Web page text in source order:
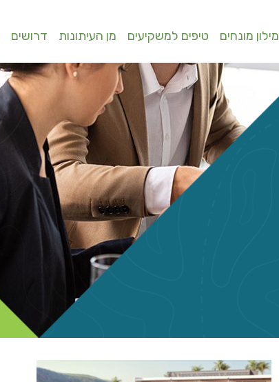
מילון מונחים טיפים למשקיעים מן העיתונות דרושים